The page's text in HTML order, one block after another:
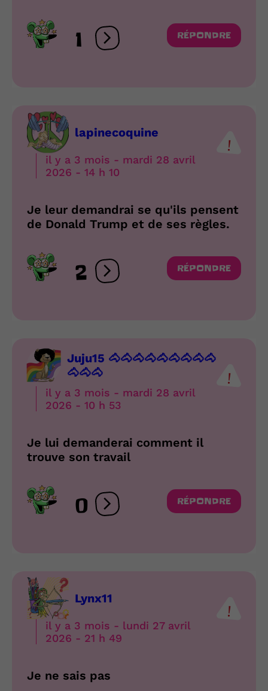
1 Ouvrir les réactions
RÉPONDRE
lapinecoquine
il y a 3 mois - mardi 28 avril
2026 - 14 h 10
Je leur demandrai se qu'ils pensent
de Donald Trump et de ses règles.
2 Ouvrir les réactions
RÉPONDRE
Juju15 🐴🐴🐴🐴🐴🐴🐴🐴🐴
🐴🐴🐴
il y a 3 mois - mardi 28 avril
2026 - 10 h 53
Je lui demanderai comment il
trouve son travail
0 Ouvrir les réactions
RÉPONDRE
Lynx11
il y a 3 mois - lundi 27 avril
2026 - 21 h 49
Je ne sais pas